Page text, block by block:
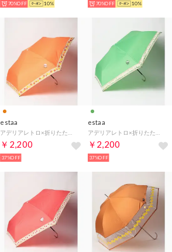
70%OFF 10% 70%OFF 10%
estaa
￥2,200
37%OFF
estaa
￥2,200
37%OFF